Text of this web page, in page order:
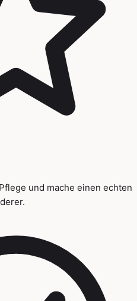
und mache einen echten